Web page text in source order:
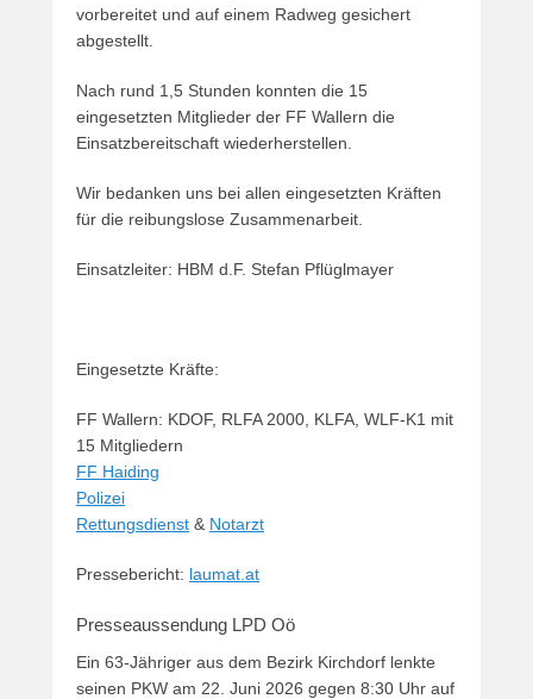
vorbereitet und auf einem Radweg gesichert
abgestellt.
Nach rund 1,5 Stunden konnten die 15
eingesetzten Mitglieder der FF Wallern die
Einsatzbereitschaft wiederherstellen.
Wir bedanken uns bei allen eingesetzten Kräften
für die reibungslose Zusammenarbeit.
Einsatzleiter: HBM d.F. Stefan Pflüglmayer
Eingesetzte Kräfte:
FF Wallern: KDOF, RLFA 2000, KLFA, WLF-K1 mit
15 Mitgliedern
FF Haiding
Polizei
Rettungsdienst & Notarzt
Pressebericht: laumat.at
Presseaussendung LPD Oö
Ein 63-Jähriger aus dem Bezirk Kirchdorf lenkte
seinen PKW am 22. Juni 2026 gegen 8:30 Uhr auf